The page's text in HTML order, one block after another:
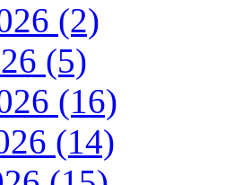
(2)
(5)
(16)
(14)